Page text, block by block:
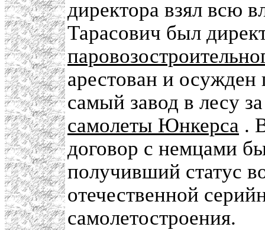
директора взял всю
Тарасович был
арестован и
самый завод в лесу
самолеты Юнкерса .
договор с немцами
получивший статус
отечественной
самолетостроения.